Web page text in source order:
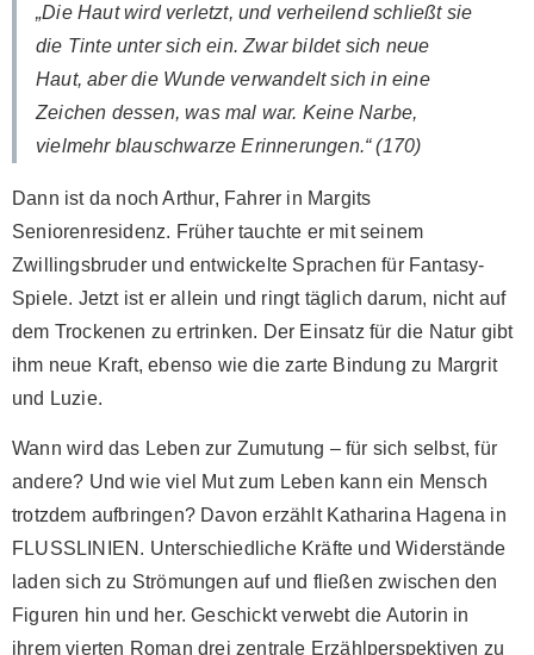
„Die Haut wird verletzt, und verheilend schließt sie
die Tinte unter sich ein. Zwar bildet sich neue
Haut, aber die Wunde verwandelt sich in eine
Zeichen dessen, was mal war. Keine Narbe,
vielmehr blauschwarze Erinnerungen.“ (170)
Dann ist da noch Arthur, Fahrer in Margits
Seniorenresidenz. Früher tauchte er mit seinem
Zwillingsbruder und entwickelte Sprachen für Fantasy-
Spiele. Jetzt ist er allein und ringt täglich darum, nicht auf
dem Trockenen zu ertrinken. Der Einsatz für die Natur gibt
ihm neue Kraft, ebenso wie die zarte Bindung zu Margrit
und Luzie.
Wann wird das Leben zur Zumutung – für sich selbst, für
andere? Und wie viel Mut zum Leben kann ein Mensch
trotzdem aufbringen? Davon erzählt Katharina Hagena in
FLUSSLINIEN. Unterschiedliche Kräfte und Widerstände
laden sich zu Strömungen auf und fließen zwischen den
Figuren hin und her. Geschickt verwebt die Autorin in
ihrem vierten Roman drei zentrale Erzählperspektiven zu